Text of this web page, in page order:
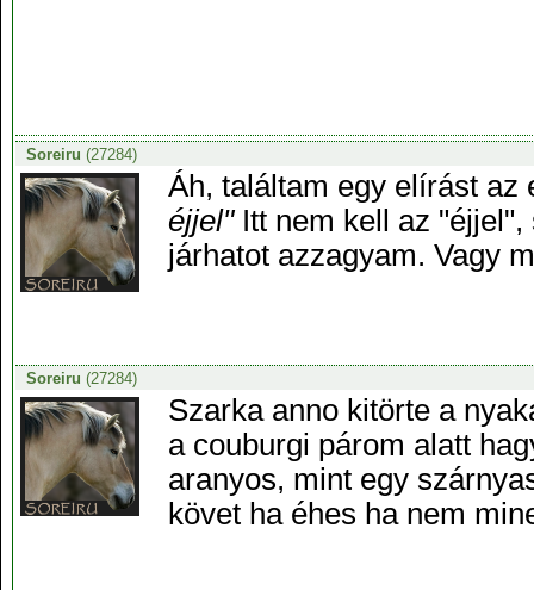
Soreiru (27284)
Áh, találtam egy elírást az
éjjel"Itt nem kell az "éjjel",
járhatot azzagyam. Vagy
Soreiru (27284)
Szarka anno kitörte a
a couburgi párom alatt
aranyos, mint egy
követ ha éhes ha nem